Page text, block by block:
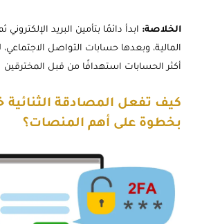
الخلاصة: ابدأ دائمًا بتأمين البريد
المالية، وبعدها حسابات التواصل
أكثر الحسابات استهدافًا من قبل المخترقين
كيف تفعل المصادقة
بخطوة على أهم المنصات؟